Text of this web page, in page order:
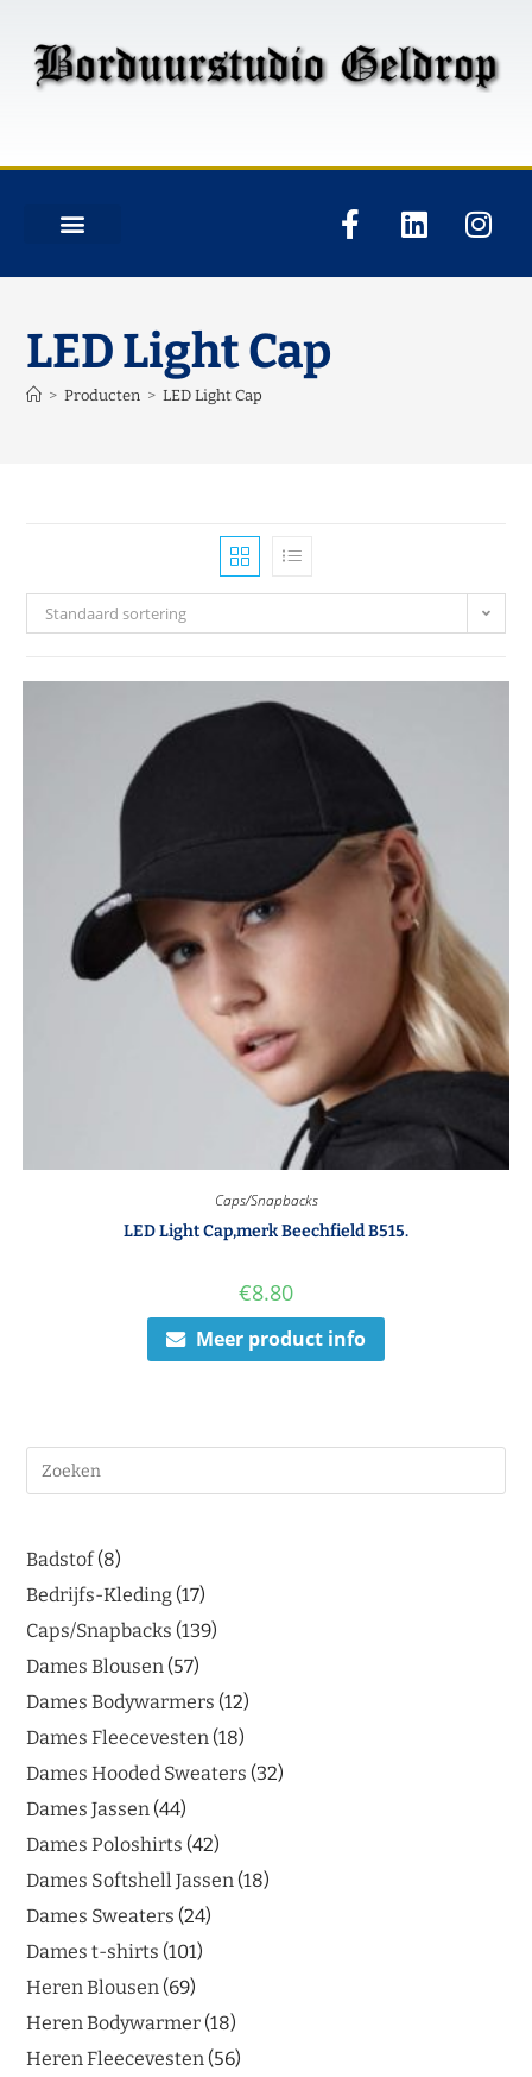
LED Light Cap
> Producten > LED Light Cap
Standaard sortering
Caps/Snapbacks
LED Light Cap,merk Beechfield B515.
€8.80
Meer product info
Badstof 8
Bedrijfs-Kleding 17
Caps/Snapbacks 139
Dames Blousen 57
Dames Bodywarmers 12
Dames Fleecevesten 18
Dames Hooded Sweaters 32
Dames Jassen 44
Dames Poloshirts 42
Dames Softshell Jassen 18
Dames Sweaters 24
Dames t-shirts 101
Heren Blousen 69
Heren Bodywarmer 18
Heren Fleecevesten 56